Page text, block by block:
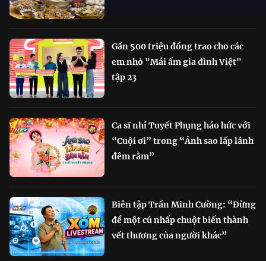
Gần 500 triệu đồng trao cho các
em nhỏ "Mái ấm gia đình Việt"
tập 23
Ca sĩ nhí Tuyết Phụng háo hức với
“Cuội ơi” trong “Ánh sao lấp lánh
đêm rằm”
Biên tập Trần Minh Cường: “Đừng
để một cú nhấp chuột biến thành
vết thương của người khác”